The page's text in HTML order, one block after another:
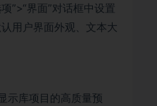
”>“界面”对话框中设置
用户界面外观、文本大
示库项目的高质量预